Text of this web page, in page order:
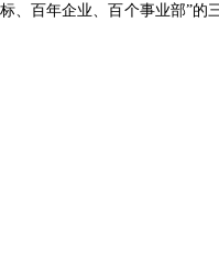
百年企业、百个事业部”